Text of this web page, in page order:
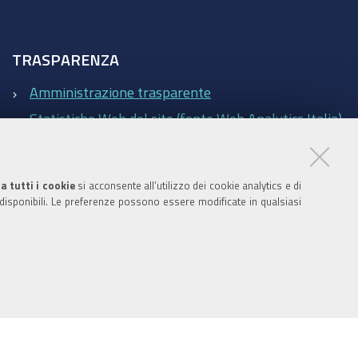
tutti i cookiesi acconsente all’utilizzo dei cookie analytics e di
Le preferenze possono essere modificate in qualsiasi
TRASPARENZA
Amministrazione trasparente
Statistiche Web del sito (fonte Web Analytics Italia)